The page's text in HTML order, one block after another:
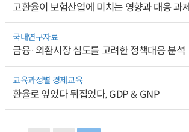
고환율이 보험산업에 미치는 영향과 대응 과제
국내연구자료
금융·외환시장 심도를 고려한 정책대응 분석
교육과정별 경제교육
환율로 엎었다 뒤집었다, GDP & GNP